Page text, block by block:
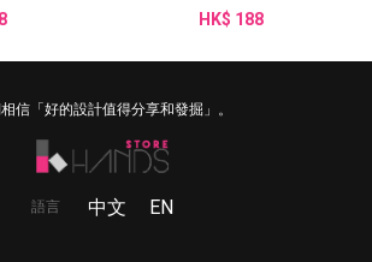
HK$ 188
信「好的設計值得分享和發掘」。
語言 中文 EN